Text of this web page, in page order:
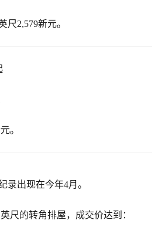
尺2,579新元。
。
录出现在今年4月。
尺的转角排屋，成交价达到：